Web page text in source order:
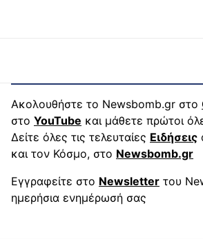
Ακολουθήστε το Newsbomb.gr στο
στο YouTube και μάθετε πρώτοι
Δείτε όλες τις τελευταίες Ειδήσεις
και τον Κόσμο, στο Newsbomb.gr
Εγγραφείτε στο Newsletter του
ημερήσια ενημέρωσή σας